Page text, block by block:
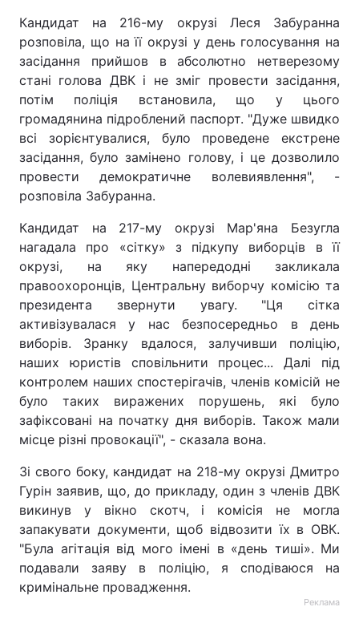
Кандидат на 216-му окрузі Леся Забуранна
розповіла, що на її окрузі у день голосування на
засідання прийшов в абсолютно нетверезому
стані голова ДВК і не зміг провести засідання,
потім поліція встановила, що у цього
громадянина підроблений паспорт. "Дуже швидко
всі зорієнтувалися, було проведене екстрене
засідання, було замінено голову, і це дозволило
провести демократичне волевиявлення", -
розповіла Забуранна.
Кандидат на 217-му окрузі Мар'яна Безугла
нагадала про «сітку» з підкупу виборців в її
окрузі, на яку напередодні закликала
правоохоронців, Центральну виборчу комісію та
президента звернути увагу. "Ця сітка
активізувалася у нас безпосередньо в день
виборів. Зранку вдалося, залучивши поліцію,
наших юристів сповільнити процес... Далі під
контролем наших спостерігачів, членів комісій не
було таких виражених порушень, які було
зафіксовані на початку дня виборів. Також мали
місце різні провокації", - сказала вона.
Зі свого боку, кандидат на 218-му окрузі Дмитро
Гурін заявив, що, до прикладу, один з членів ДВК
викинув у вікно скотч, і комісія не могла
запакувати документи, щоб відвозити їх в ОВК.
"Була агітація від мого імені в «день тиші». Ми
подавали заяву в поліцію, я сподіваюся на
кримінальне провадження.
Реклама